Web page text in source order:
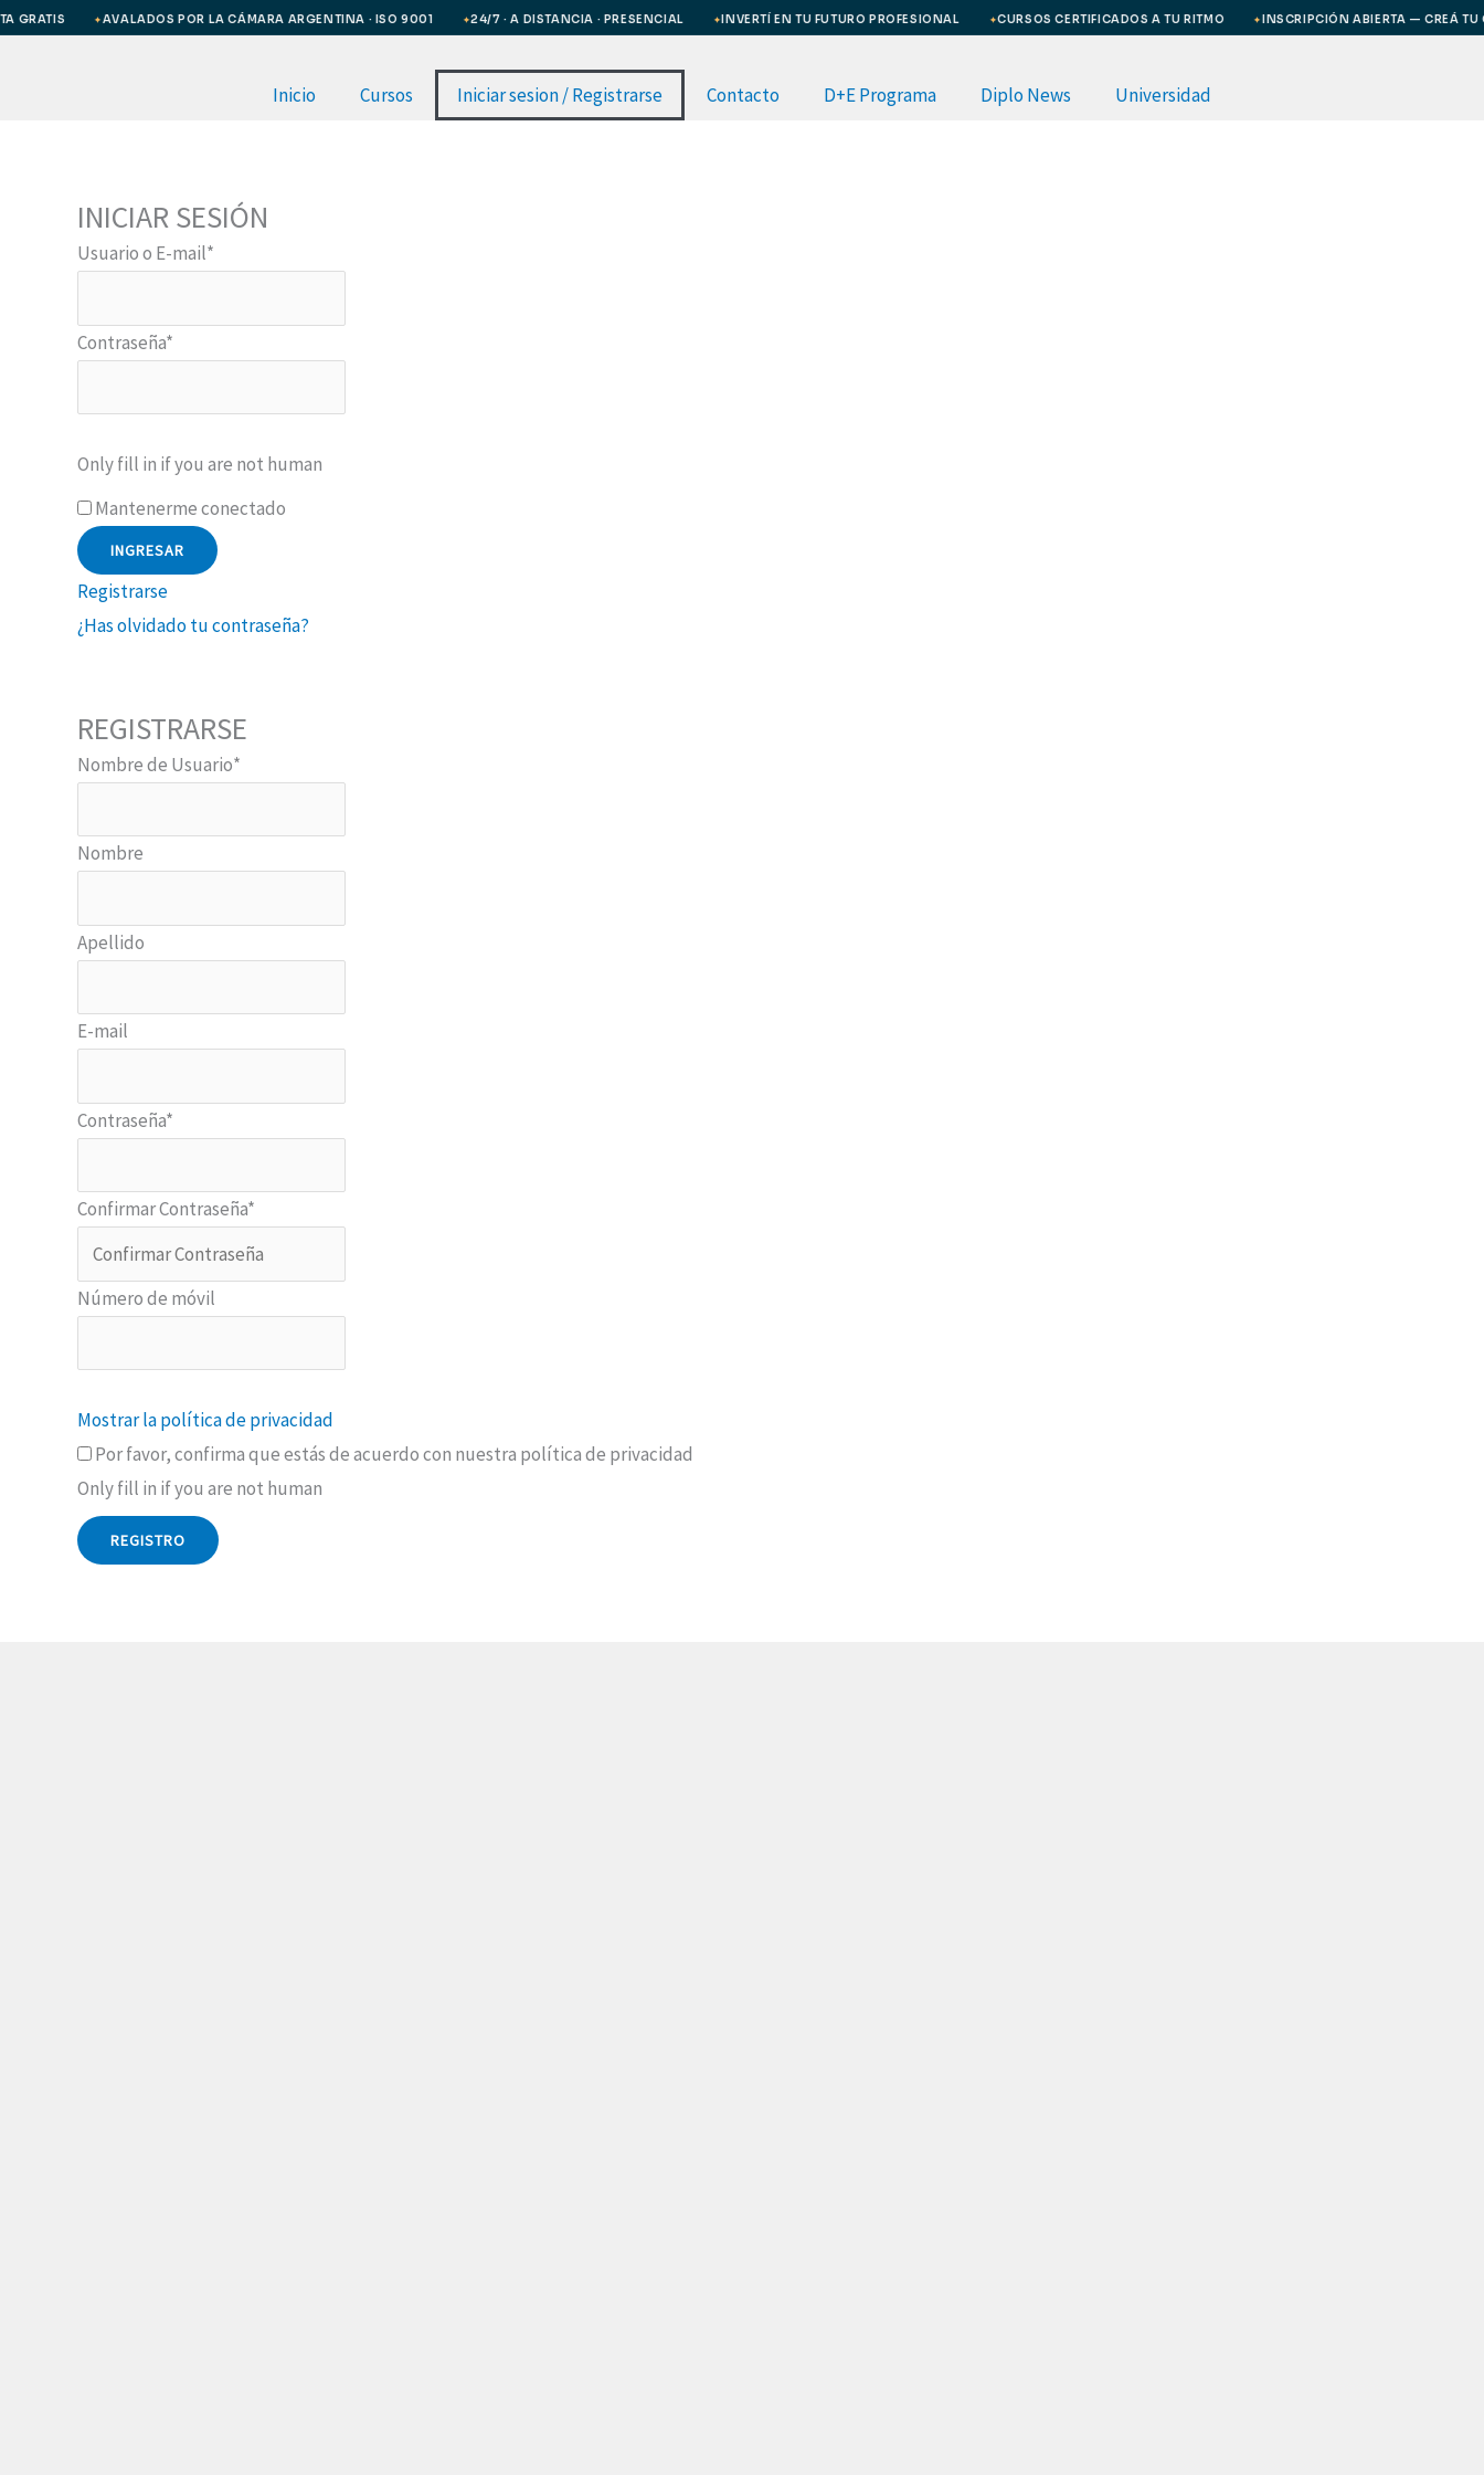
Ir
AVALADOS POR LA CÁMARA ARGENTINA · ISO 9001 24/7 · A DISTANCIA · PRESENCIAL INVERTÍ EN TU FUTURO PROFESIONAL CURSOS CERTIFICADOS A TU RITMO INSCRIPCIÓN ABIERTA — CREÁ TU
Inicio Cursos Iniciar sesion / Registrarse Contacto D+E Programa Diplo News Universidad
INICIAR SESIÓN
Usuario o E-mail*
Contraseña*
Only fill in if you are not human
Mantenerme conectado
Registrarse
¿Has olvidado tu contraseña?
REGISTRARSE
Nombre de Usuario*
Nombre
Apellido
E-mail
Contraseña*
Confirmar Contraseña*
Número de móvil
Mostrar la política de privacidad
Por favor, confirma que estás de acuerdo con nuestra política de privacidad
Only fill in if you are not human